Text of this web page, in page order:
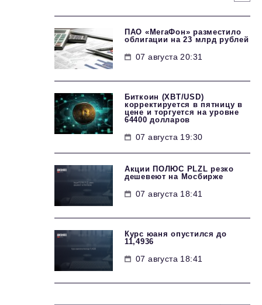
ПАО «МегаФон» разместило
облигации на 23 млрд рублей
07 августа 20:31
Биткоин (XBT/USD)
корректируется в пятницу в
цене и торгуется на уровне
64400 долларов
07 августа 19:30
Акции ПОЛЮС PLZL резко
дешевеют на Мосбирже
07 августа 18:41
Курс юаня опустился до
11,4936
07 августа 18:41